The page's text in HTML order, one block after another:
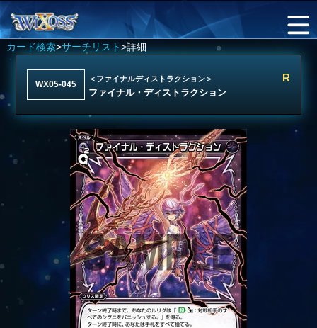
カード検索>サーチリスト>詳細
WX05-045
＜ファイナルディストラクション＞
ファイナル・ディストラクション
R